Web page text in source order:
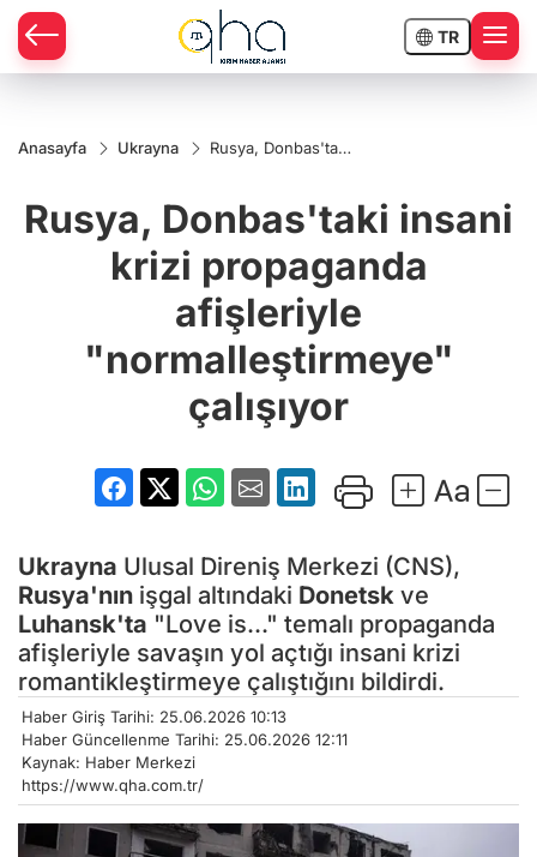
TR
Anasayfa Ukrayna
Rusya, Donbas'taki
afişleriyle
"normalleştirmeye"
Rusya, Donbas'taki insani
krizi propaganda
afişleriyle
"normalleştirmeye"
çalışıyor
Ukrayna Ulusal Direniş Merkezi (CNS),
Rusya'nın işgal altındaki Donetsk ve
Luhansk'ta "Love is..." temalı propaganda
afişleriyle savaşın yol açtığı insani krizi
romantikleştirmeye çalıştığını bildirdi.
Haber Giriş Tarihi: 25.06.2026 10:13
Haber Güncellenme Tarihi: 25.06.2026 12:11
Kaynak: Haber Merkezi
https://www.qha.com.tr/